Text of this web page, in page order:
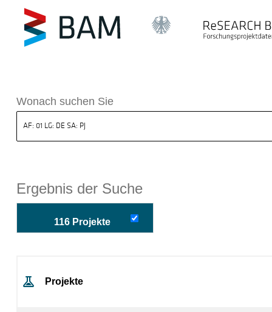
BAM
Wonach suchen Sie
Ergebnis der Suche
116 Projekte
Projekte